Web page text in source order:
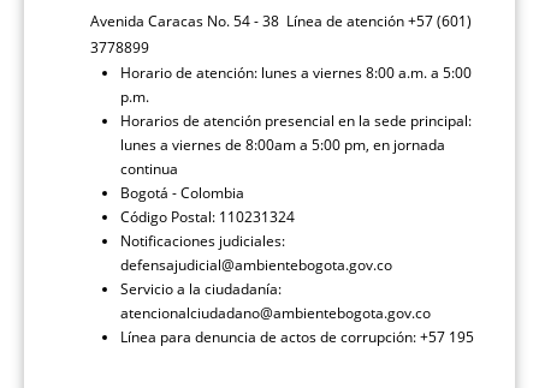
Avenida Caracas No. 54 - 38 Línea de atención +57 (601)
3778899
Horario de atención: lunes a viernes 8:00 a.m. a 5:00
p.m.
Horarios de atención presencial en la sede principal:
lunes a viernes de 8:00am a 5:00 pm, en jornada
continua
Bogotá - Colombia
Código Postal: 110231324
Notificaciones judiciales:
defensajudicial@ambientebogota.gov.co
Servicio a la ciudadanía:
atencionalciudadano@ambientebogota.gov.co
Línea para denuncia de actos de corrupción: +57 195